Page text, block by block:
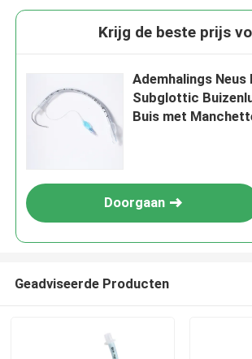
Krijg de beste prijs
Ademhalings
Subglottic
Buis met
Doorgaan
Geadviseerde Producten